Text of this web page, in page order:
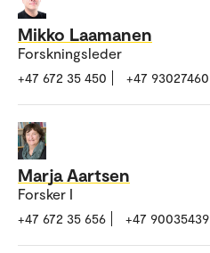
Mikko Laamanen
Forskningsleder
+47 672 35 450 +47 93027460
Marja Aartsen
Forsker I
+47 672 35 656 +47 90035439